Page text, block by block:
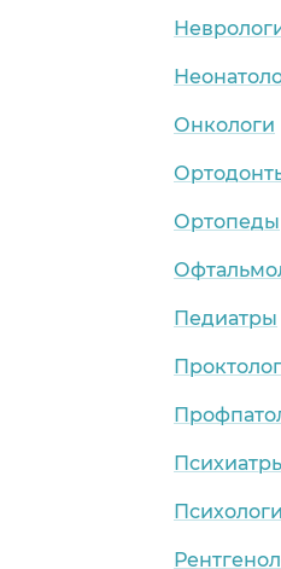
Онкологи
Ортопеды
Педиатры
Психологи